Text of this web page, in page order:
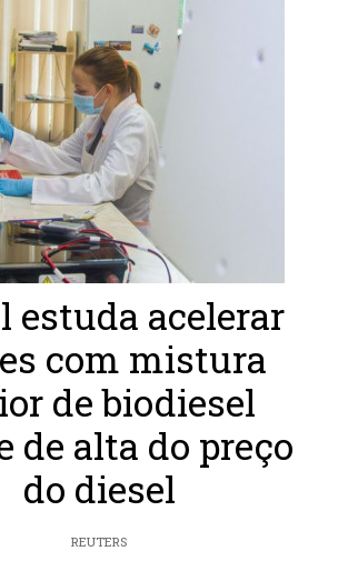
estuda acelerar
com mistura
de biodiesel
de alta do preço
do diesel
REUTERS